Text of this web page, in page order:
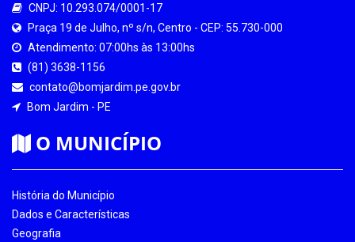
CNPJ: 10.293.074/0001-17
Praça 19 de Julho, nº s/n, Centro - CEP: 55.730-000
Atendimento: 07:00hs às 13:00hs
(81) 3638-1156
contato@bomjardim.pe.gov.br
Bom Jardim - PE
O MUNICÍPIO
História do Município
Dados e Características
Geografia